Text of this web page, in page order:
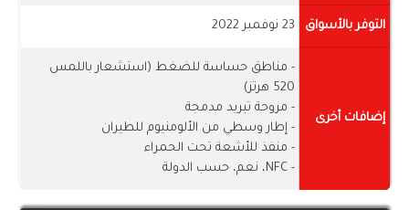
التوفر بالأسواق 23 نوفمبر 2022
إضافات أخرى
- مناطق حساسة للضغط (استشعار باللمس
520 هرتز)
- مروحة تبريد مدمجة
- إطار وسطي من الألومنيوم للطيران
- منفذ للأشعة تحت الحمراء
- NFC، نعم، حسب الدولة